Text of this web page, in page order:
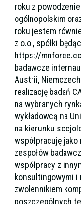
roku z
ogólnopolskim
roku jestem
z o.o., spółki
https://
badawcze
Austrii,
realizację badań
na wybranych
wykładowcą na
na kierunku
współpracuję
zespołów
współpracy z
konsultingowymi i
zwolennikiem
poszczególnych